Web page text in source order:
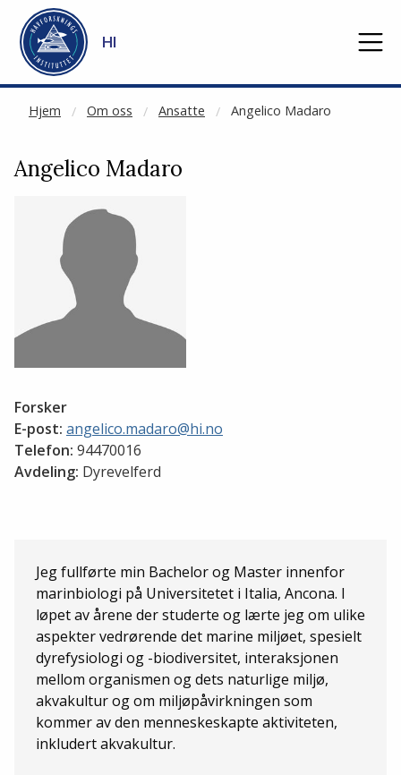
Gå til hovedinnhold
HI
Hjem Om oss Ansatte Angelico Madaro
NOT CACHED
Angelico Madaro
Forsker
E-post: angelico.madaro@hi.no
Telefon: 94470016
Avdeling: Dyrevelferd
Jeg fullførte min Bachelor og Master innenfor
marinbiologi på Universitetet i Italia, Ancona. I
løpet av årene der studerte og lærte jeg om ulike
aspekter vedrørende det marine miljøet, spesielt
dyrefysiologi og -biodiversitet, interaksjonen
mellom organismen og dets naturlige miljø,
akvakultur og om miljøpåvirkningen som
kommer av den menneskeskapte aktiviteten,
inkludert akvakultur.